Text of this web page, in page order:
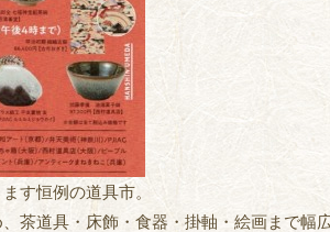
す恒例の道具市。
茶道具・床飾・食器・掛軸・絵画まで幅